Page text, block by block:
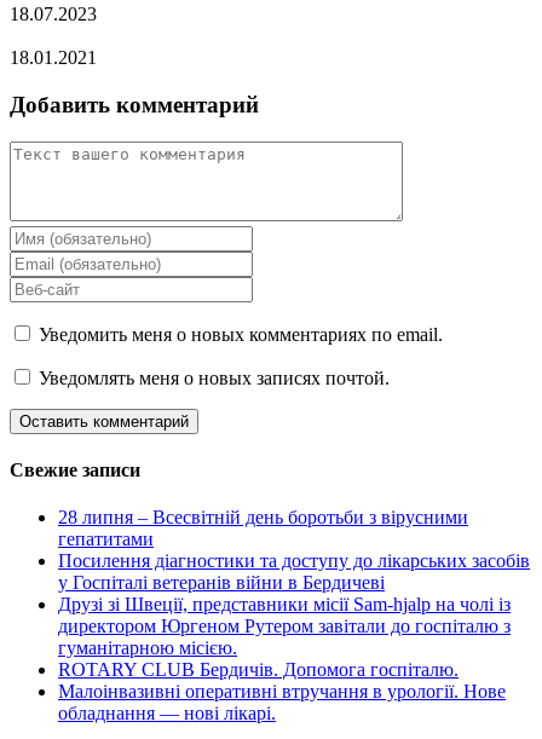
18.07.2023
18.01.2021
Добавить комментарий
Уведомить меня о новых комментариях по email.
Уведомлять меня о новых записях почтой.
Свежие записи
28 липня – Всесвітній день боротьби з вірусними
гепатитами
Посилення діагностики та доступу до лікарських засобів
у Госпіталі ветеранів війни в Бердичеві
Друзі зі Швеції, представники місії Sam-hjalp на чолі із
директором Юргеном Рутером завітали до госпіталю з
гуманітарною місією.
ROTARY CLUB Бердичів. Допомога госпіталю.
Малоінвазивні оперативні втручання в урології. Нове
обладнання — нові лікарі.